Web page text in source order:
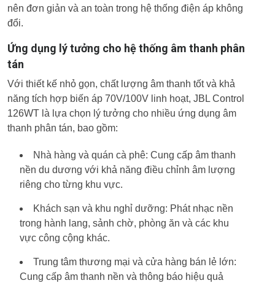
nên đơn giản và an toàn trong hệ thống điện áp không
đổi.
Ứng dụng lý tưởng cho hệ thống âm thanh phân
tán
Với thiết kế nhỏ gọn, chất lượng âm thanh tốt và khả
năng tích hợp biến áp 70V/100V linh hoạt, JBL Control
126WT là lựa chọn lý tưởng cho nhiều ứng dụng âm
thanh phân tán, bao gồm:
Nhà hàng và quán cà phê: Cung cấp âm thanh
nền du dương với khả năng điều chỉnh âm lượng
riêng cho từng khu vực.
Khách sạn và khu nghỉ dưỡng: Phát nhạc nền
trong hành lang, sảnh chờ, phòng ăn và các khu
vực công cộng khác.
Trung tâm thương mại và cửa hàng bán lẻ lớn:
Cung cấp âm thanh nền và thông báo hiệu quả